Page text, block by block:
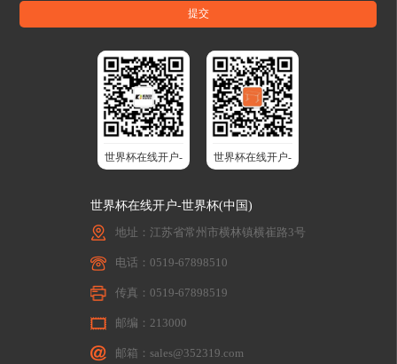
世界杯在线开户-
份
世界杯在线开户-
能升降桌
世界杯在线开户-世界杯(中国)
地址：江苏省常州市横林镇横崔路3号
电话：0519-67898510
传真：0519-67898519
邮编：213000
邮箱：sales@352319.com